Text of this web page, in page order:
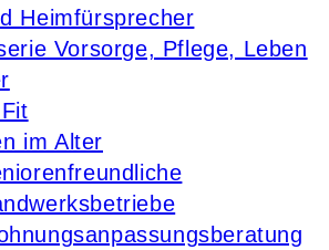
Heimfürsprecher
Vorsorge, Pflege, Leben
im Alter